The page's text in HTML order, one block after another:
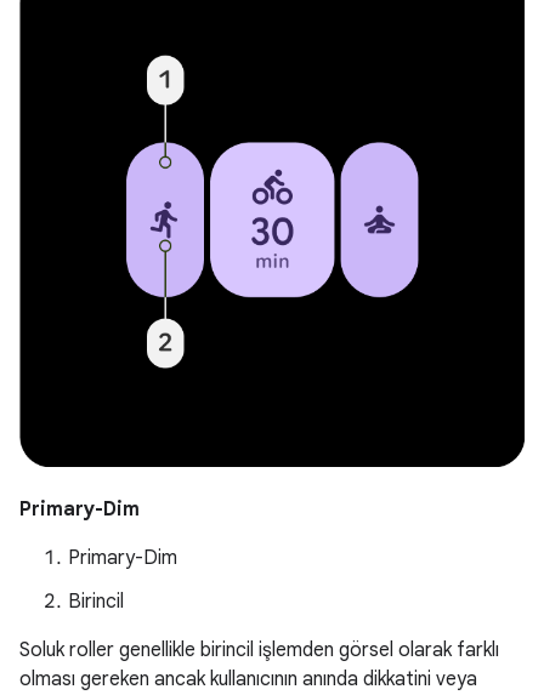
Primary-Dim
Primary-Dim
Birincil
Soluk roller genellikle birincil işlemden görsel olarak farklı
olması gereken ancak kullanıcının anında dikkatini veya